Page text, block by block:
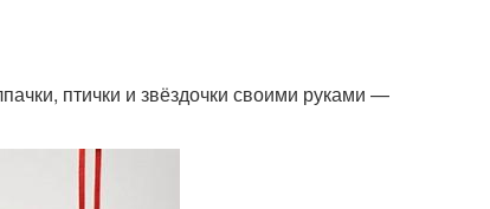
птички и звёздочки своими руками —